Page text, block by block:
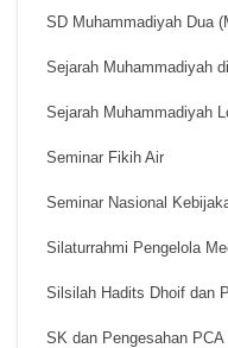
SD Muhammadiyah Dua
Sejarah Muhammadiyah
Sejarah Muhammadiyah
Seminar Fikih Air
Seminar Nasional
Silaturrahmi Pengelola
Silsilah Hadits Dhoif dan
SK dan Pengesahan